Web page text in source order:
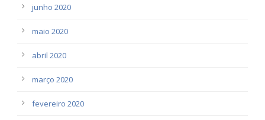
junho 2020
maio 2020
abril 2020
março 2020
fevereiro 2020